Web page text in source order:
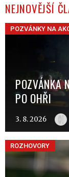
NEJNOVĚJŠÍ
POZVÁNKY NA
POZVÁNKA
PO OHŘI
3. 8. 2026
ROZHOVORY